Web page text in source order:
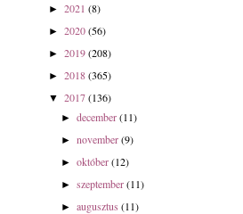
► 2021 (8)
► 2020(56)
► 2019(208)
► 2018(365)
▼ 2017(136)
►december (11)
►november (9)
►október (12)
►szeptember (11)
►augusztus (11)